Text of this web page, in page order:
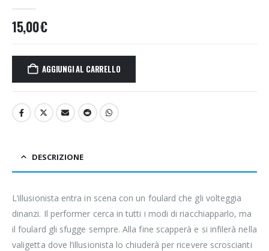
15,00€
AGGIUNGI AL CARRELLO
DESCRIZIONE
L’illusionista entra in scena con un foulard che gli volteggia
dinanzi. Il performer cerca in tutti i modi di riacchiapparlo, ma
il foulard gli sfugge sempre. Alla fine scapperà e si infilerà nella
valigetta dove l’illusionista lo chiuderà per ricevere scroscianti